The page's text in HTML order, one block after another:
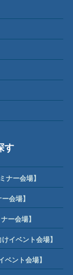
す
ー会場】
会場】
ー会場】
イベント会場】
ント会場】